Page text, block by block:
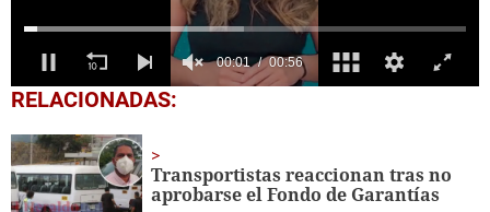
0
seconds
56
seconds
RELACIONADAS:
Transportistas reaccionan tras no
aprobarse el Fondo de Garantías